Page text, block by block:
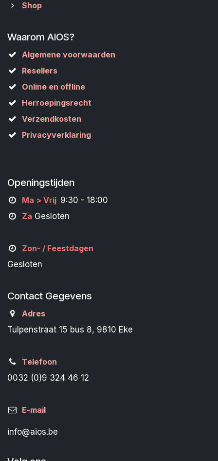
Shop
Waarom AIOS?
Algemene voorwaarden
Resellers
Online en offline
Herroepingsrecht
Verzendkosten
Privacyverklaring
Openingstijden
Ma > Vrij 9:30 - 18:00
Za Gesloten
Zon- / Feestdagen
Gesloten
Contact Gegevens
Adres
Tulpenstraat 15 bus 8, 9810 Eke
Telefoon
0032 (0)9 324 46 12
E-mail
info@aios.be